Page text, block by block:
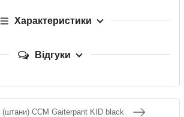
Характеристики
Відгуки
(штани) CCM Gaiterpant KID black